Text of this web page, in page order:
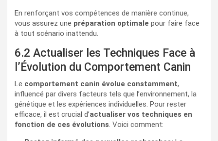
En renforçant vos compétences de manière continue,
vous assurez une préparation optimale pour faire face
à tout scénario inattendu.
6.2 Actualiser les Techniques Face à
l’Évolution du Comportement Canin
Le comportement canin évolue constamment,
influencé par divers facteurs tels que l’environnement, la
génétique et les expériences individuelles. Pour rester
efficace, il est crucial d’actualiser vos techniques en
fonction de ces évolutions. Voici comment: